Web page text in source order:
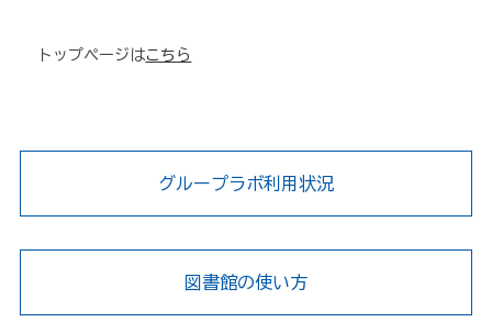
トップページはこちら
グループラボ利用状況
図書館の使い方